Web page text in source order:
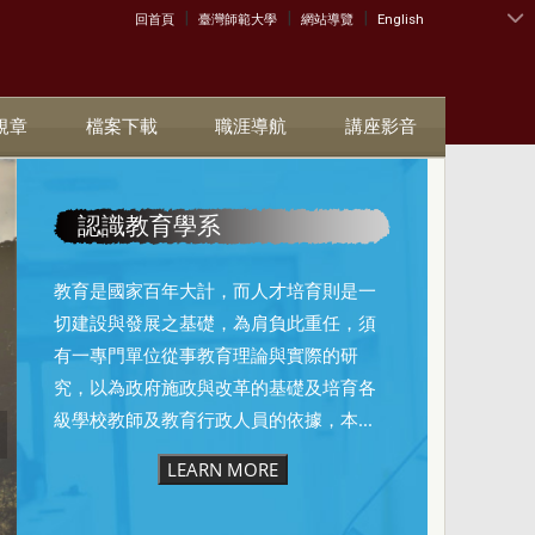
:::
回首頁 | 臺灣師範大學 | 網站導覽 | English
章 檔案下載 職涯導航 講座影音
認識教育學系
教育是國家百年大計，而人才培育則是一
切建設與發展之基礎，為肩負此重任，須
有一專門單位從事教育理論與實際的研
究，以為政府施政與改革的基礎及培育各
級學校教師及教育行政人員的依據，本...
LEARN MORE